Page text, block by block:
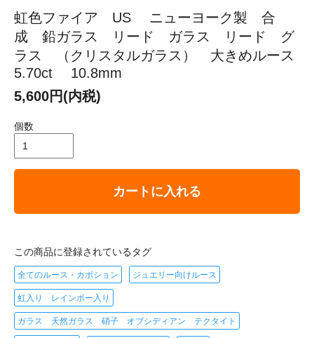
虹色ファイア US ニューヨーク製 合
成 鉛ガラス リード ガラス リード グ
ラス （クリスタルガラス） 大きめルース
5.70ct 10.8mm
5,600円(内税)
個数
カートに入れる
この商品に登録されているタグ
全てのルース・カボション ジュエリー向けルース
虹入り レインボー入り
ガラス 天然ガラス 硝子 オブシディアン テクタイト